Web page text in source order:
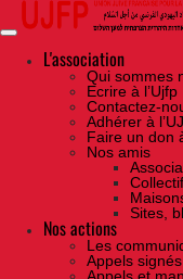
Skip
the
contentL'association
Qui sommes
Ecrire à l’Ujfp
Contactez-
Adhérer à
Faire un don
Nos amis
Sites,
Nos actions
Les
Appels